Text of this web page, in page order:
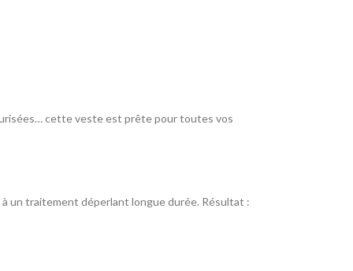
cette veste est prête pour toutes vos
un traitement déperlant longue durée. Résultat :